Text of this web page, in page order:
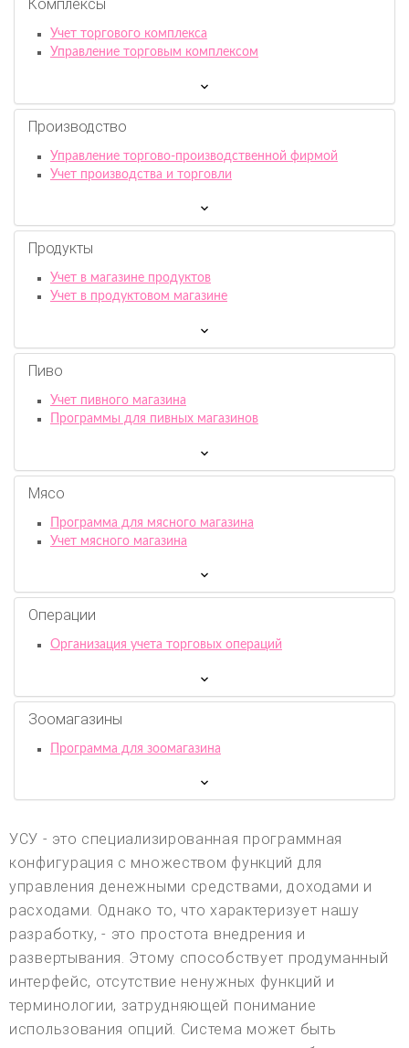
Комплексы
Учет торгового комплекса
Управление торговым комплексом
Производство
Управление торгово-производственной фирмой
Учет производства и торговли
Продукты
Учет в магазине продуктов
Учет в продуктовом магазине
Пиво
Учет пивного магазина
Программы для пивных магазинов
Мясо
Программа для мясного магазина
Учет мясного магазина
Операции
Организация учета торговых операций
Зоомагазины
Программа для зоомагазина
УСУ - это специализированная программная
конфигурация с множеством функций для
управления денежными средствами, доходами и
расходами. Однако то, что характеризует нашу
разработку, - это простота внедрения и
развертывания. Этому способствует продуманный
интерфейс, отсутствие ненужных функций и
терминологии, затрудняющей понимание
использования опций. Система может быть